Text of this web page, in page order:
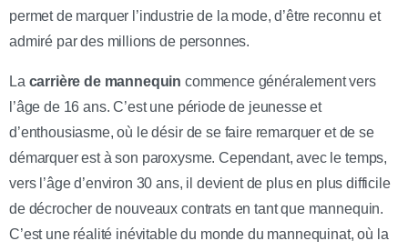
permet de marquer l’industrie de la mode, d’être reconnu et
admiré par des millions de personnes.
La carrière de mannequin commence généralement vers
l’âge de 16 ans. C’est une période de jeunesse et
d’enthousiasme, où le désir de se faire remarquer et de se
démarquer est à son paroxysme. Cependant, avec le temps,
vers l’âge d’environ 30 ans, il devient de plus en plus difficile
de décrocher de nouveaux contrats en tant que mannequin.
C’est une réalité inévitable du monde du mannequinat, où la